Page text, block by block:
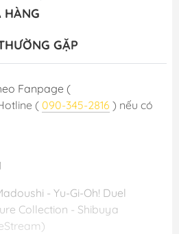
HÀNG
GẶP
Fanpage (
( 090-345-2816 ) nếu có
- Yu-Gi-Oh! Duel
Collection - Shibuya